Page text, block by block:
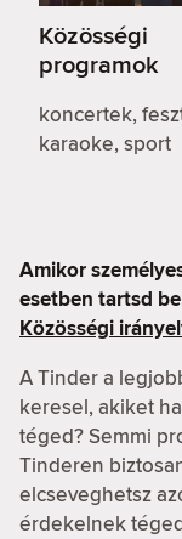
Közösségi
programok
koncertek,
karaoke, sport
Amikor
esetben tartsd
Közösségi
A Tinder a
keresel, akiket
téged? Semmi
Tinderen
elcseveghetsz
érdekelnek